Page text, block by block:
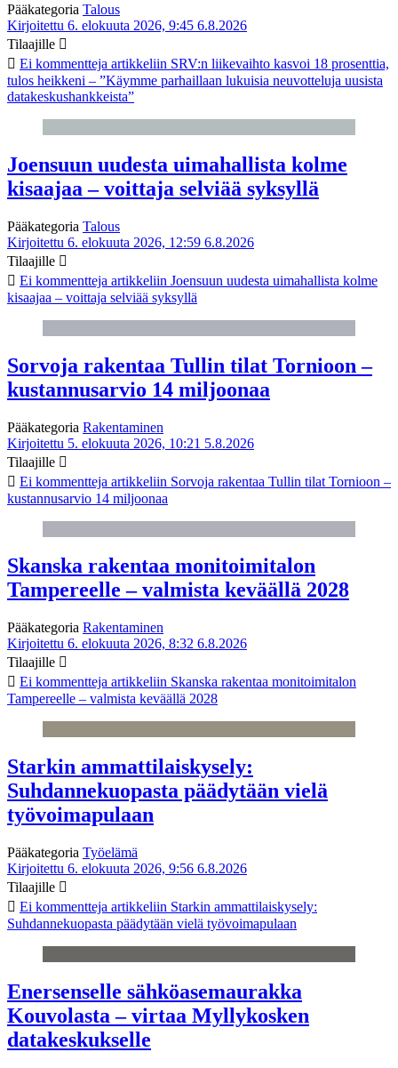
Pääkategoria Talous
Kirjoitettu 6. elokuuta 2026, 9:45 6.8.2026
Tilaajille
Ei kommentteja artikkeliin SRV:n liikevaihto kasvoi 18 prosenttia,
tulos heikkeni – ”Käymme parhaillaan lukuisia neuvotteluja uusista
datakeskushankkeista”
Joensuun uudesta uimahallista kolme
kisaajaa – voittaja selviää syksyllä
Pääkategoria Talous
Kirjoitettu 6. elokuuta 2026, 12:59 6.8.2026
Tilaajille
Ei kommentteja artikkeliin Joensuun uudesta uimahallista kolme
kisaajaa – voittaja selviää syksyllä
Sorvoja rakentaa Tullin tilat Tornioon –
kustannusarvio 14 miljoonaa
Pääkategoria Rakentaminen
Kirjoitettu 5. elokuuta 2026, 10:21 5.8.2026
Tilaajille
Ei kommentteja artikkeliin Sorvoja rakentaa Tullin tilat Tornioon –
kustannusarvio 14 miljoonaa
Skanska rakentaa monitoimitalon
Tampereelle – valmista keväällä 2028
Pääkategoria Rakentaminen
Kirjoitettu 6. elokuuta 2026, 8:32 6.8.2026
Tilaajille
Ei kommentteja artikkeliin Skanska rakentaa monitoimitalon
Tampereelle – valmista keväällä 2028
Starkin ammattilaiskysely:
Suhdannekuopasta päädytään vielä
työvoimapulaan
Pääkategoria Työelämä
Kirjoitettu 6. elokuuta 2026, 9:56 6.8.2026
Tilaajille
Ei kommentteja artikkeliin Starkin ammattilaiskysely:
Suhdannekuopasta päädytään vielä työvoimapulaan
Enersenselle sähköasemaurakka
Kouvolasta – virtaa Myllykosken
datakeskukselle